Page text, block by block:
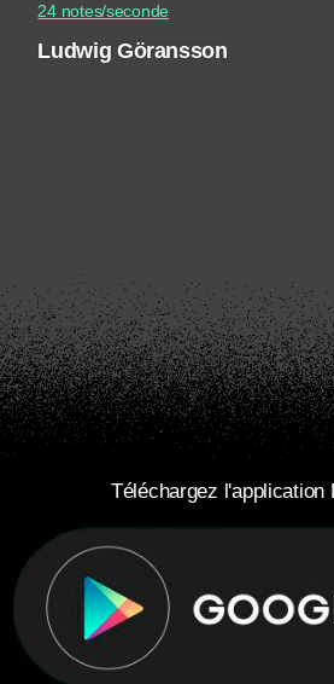
24 notes/seconde
Ludwig Göransson
Téléchargez l'application